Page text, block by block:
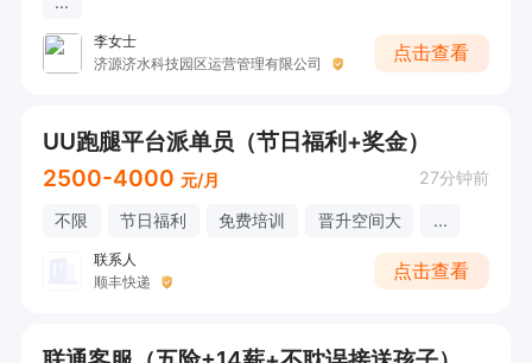
李女士
济源济水科技园区运营管理有限公司
点击查看
UU跑腿平台派单员（节日福利+奖金）
2500-4000 元/月 27分钟前
不限 节日福利 免费培训 晋升空间大 ...
联系人
顺丰快递
点击查看